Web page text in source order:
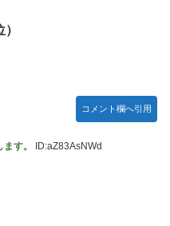
済むのにそれを面倒くさいと
んアホなのか
いち！「きーん」ってする
ののはとあゆゆでコラボ！
」
し取られた…」ワイ「はえー
コメント欄へ引用
す。 ID:aZ83AsNWd